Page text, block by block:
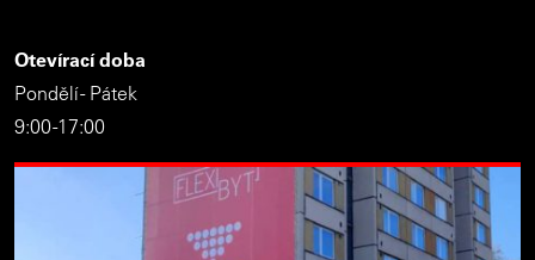
Otevírací doba
Pondělí - Pátek
9:00 -17:00